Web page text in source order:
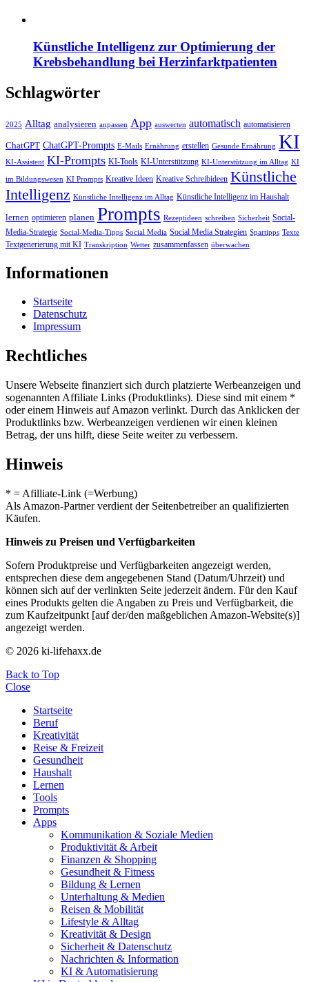
Künstliche Intelligenz zur Optimierung der
Krebsbehandlung bei Herzinfarktpatienten
Schlagwörter
2025 Alltag analysieren anpassen App auswerten automatisch automatisieren
ChatGPT ChatGPT-Prompts E-Mails Ernährung erstellen Gesunde Ernährung KI
KI-Assistent KI-Prompts KI-Tools KI-Unterstützung KI-Unterstützung im Alltag KI
im Bildungswesen KI Prompts Kreative Ideen Kreative Schreibideen Künstliche
Intelligenz Künstliche Intelligenz im Alltag Künstliche Intelligenz im Haushalt
lernen optimieren planen Prompts Rezeptideen schreiben Sicherheit Social-
Media-Strategie Social-Media-Tipps Social Media Social Media Strategien Spartipps Texte
Textgenerierung mit KI Transkription Wetter zusammenfassen überwachen
Informationen
Startseite
Datenschutz
Impressum
Rechtliches
Unsere Webseite finanziert sich durch platzierte Werbeanzeigen und
sogenannten Affiliate Links (Produktlinks). Diese sind mit einem *
oder einem Hinweis auf Amazon verlinkt. Durch das Anklicken der
Produktlinks bzw. Werbeanzeigen verdienen wir einen kleinen
Betrag, der uns hilft, diese Seite weiter zu verbessern.
Hinweis
* = Afilliate-Link (=Werbung)
Als Amazon-Partner verdient der Seitenbetreiber an qualifizierten
Käufen.
Hinweis zu Preisen und Verfügbarkeiten
Sofern Produktpreise und Verfügbarkeiten angezeigt werden,
entsprechen diese dem angegebenen Stand (Datum/Uhrzeit) und
können sich auf der verlinkten Seite jederzeit ändern. Für den Kauf
eines Produkts gelten die Angaben zu Preis und Verfügbarkeit, die
zum Kaufzeitpunkt [auf der/den maßgeblichen Amazon-Website(s)]
angezeigt werden.
© 2026 ki-lifehaxx.de
Back to Top
Close
Startseite
Beruf
Kreativität
Reise & Freizeit
Gesundheit
Haushalt
Lernen
Tools
Prompts
Apps
Kommunikation & Soziale Medien
Produktivität & Arbeit
Finanzen & Shopping
Gesundheit & Fitness
Bildung & Lernen
Unterhaltung & Medien
Reisen & Mobilität
Lifestyle & Alltag
Kreativität & Design
Sicherheit & Datenschutz
Nachrichten & Information
KI & Automatisierung